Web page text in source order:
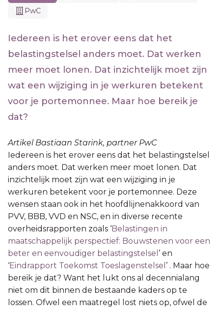
PwC
Iedereen is het erover eens dat het
belastingstelsel anders moet. Dat werken
meer moet lonen. Dat inzichtelijk moet zijn
wat een wijziging in je werkuren betekent
voor je portemonnee. Maar hoe bereik je
dat?
Artikel Bastiaan Starink, partner PwC
Iedereen is het erover eens dat het belastingstelsel
anders moet. Dat werken meer moet lonen. Dat
inzichtelijk moet zijn wat een wijziging in je
werkuren betekent voor je portemonnee. Deze
wensen staan ook in het hoofdlijnenakkoord van
PVV, BBB, VVD en NSC, en in diverse recente
overheidsrapporten zoals ‘Belastingen in
maatschappelijk perspectief: Bouwstenen voor een
beter en eenvoudiger belastingstelsel ’ en
‘Eindrapport Toekomst Toeslagenstelsel ’ . Maar hoe
bereik je dat? Want het lukt ons al decennialang
niet om dit binnen de bestaande kaders op te
lossen. Ofwel een maatregel lost niets op, ofwel de